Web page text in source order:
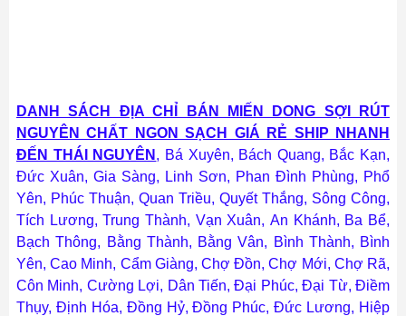
DANH SÁCH ĐỊA CHỈ BÁN MIẾN DONG SỢI RÚT
NGUYÊN CHẤT NGON SẠCH GIÁ RẺ SHIP NHANH
ĐẾN THÁI NGUYÊN , Bá Xuyên, Bách Quang, Bắc Kạn,
Đức Xuân, Gia Sàng, Linh Sơn, Phan Đình Phùng, Phổ
Yên, Phúc Thuận, Quan Triều, Quyết Thắng, Sông Công,
Tích Lương, Trung Thành, Vạn Xuân, An Khánh, Ba Bể,
Bạch Thông, Bằng Thành, Bằng Vân, Bình Thành, Bình
Yên, Cao Minh, Cẩm Giàng, Chợ Đồn, Chợ Mới, Chợ Rã,
Côn Minh, Cường Lợi, Dân Tiến, Đại Phúc, Đại Từ, Điềm
Thụy, Định Hóa, Đồng Hỷ, Đồng Phúc, Đức Lương, Hiệp